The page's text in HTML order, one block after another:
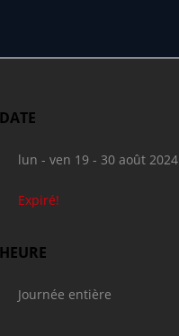
DATE
lun - ven 19 - 30 août 2024
Expiré!
HEURE
Journée entière